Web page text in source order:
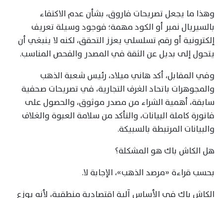
وهذا ما يجعل تصريحات فاروق، بشأن عدم الاكتفاء
بالسيريال نمبر أو الكود مهمة؛ فوجود وسيلة تعريف
إلكترونية أو رقم تسلسلي يعزز التحقق، لكنه لا ينبغي أن
يتحول إلى بديل عن الثقة في المصدر والفحص المناسب.
وفي المقابل، أكد هاني ميلاد، رئيس شعبة الذهب
والمجوهرات باتحاد الغرف التجارية، في تصريحات صحفية
سابقة، أهمية الشراء من مصدر موثوق، والحصول على
فاتورة كاملة البيانات، والتأكد من سلامة العبوة والغلاف
والبيانات المرتبطة بالسبيكة.
هل الكاش باك هو المشكلة؟
بحسب قراءة «مرصد الذهب»، الإجابة لا.
الكاش باك في الأساس آلية اقتصادية منطقية، لأنه يوزع